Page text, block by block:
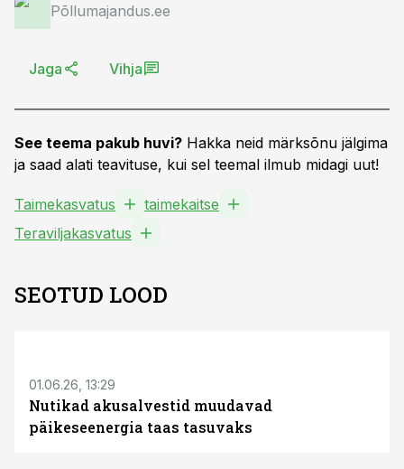
Põllumajandus.ee
Jaga Vihja
See teema pakub huvi? Hakka neid märksõnu jälgima
ja saad alati teavituse, kui sel teemal ilmub midagi uut!
Taimekasvatus
taimekaitse
Teraviljakasvatus
SEOTUD LOOD
01.06.26, 13:29
Nutikad akusalvestid muudavad
päikeseenergia taas tasuvaks